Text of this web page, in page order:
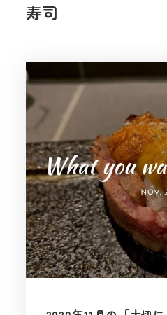
寿司